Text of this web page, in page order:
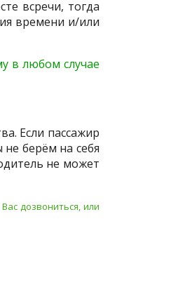
всречи, тогда
времени и/или
в любом случае
Если пассажир
берём на себя
не может
дозвониться, или